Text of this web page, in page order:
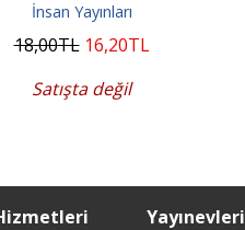
İnsan Yayınları
18,00TL 16,20TL
Satışta değil
Yayınevleri